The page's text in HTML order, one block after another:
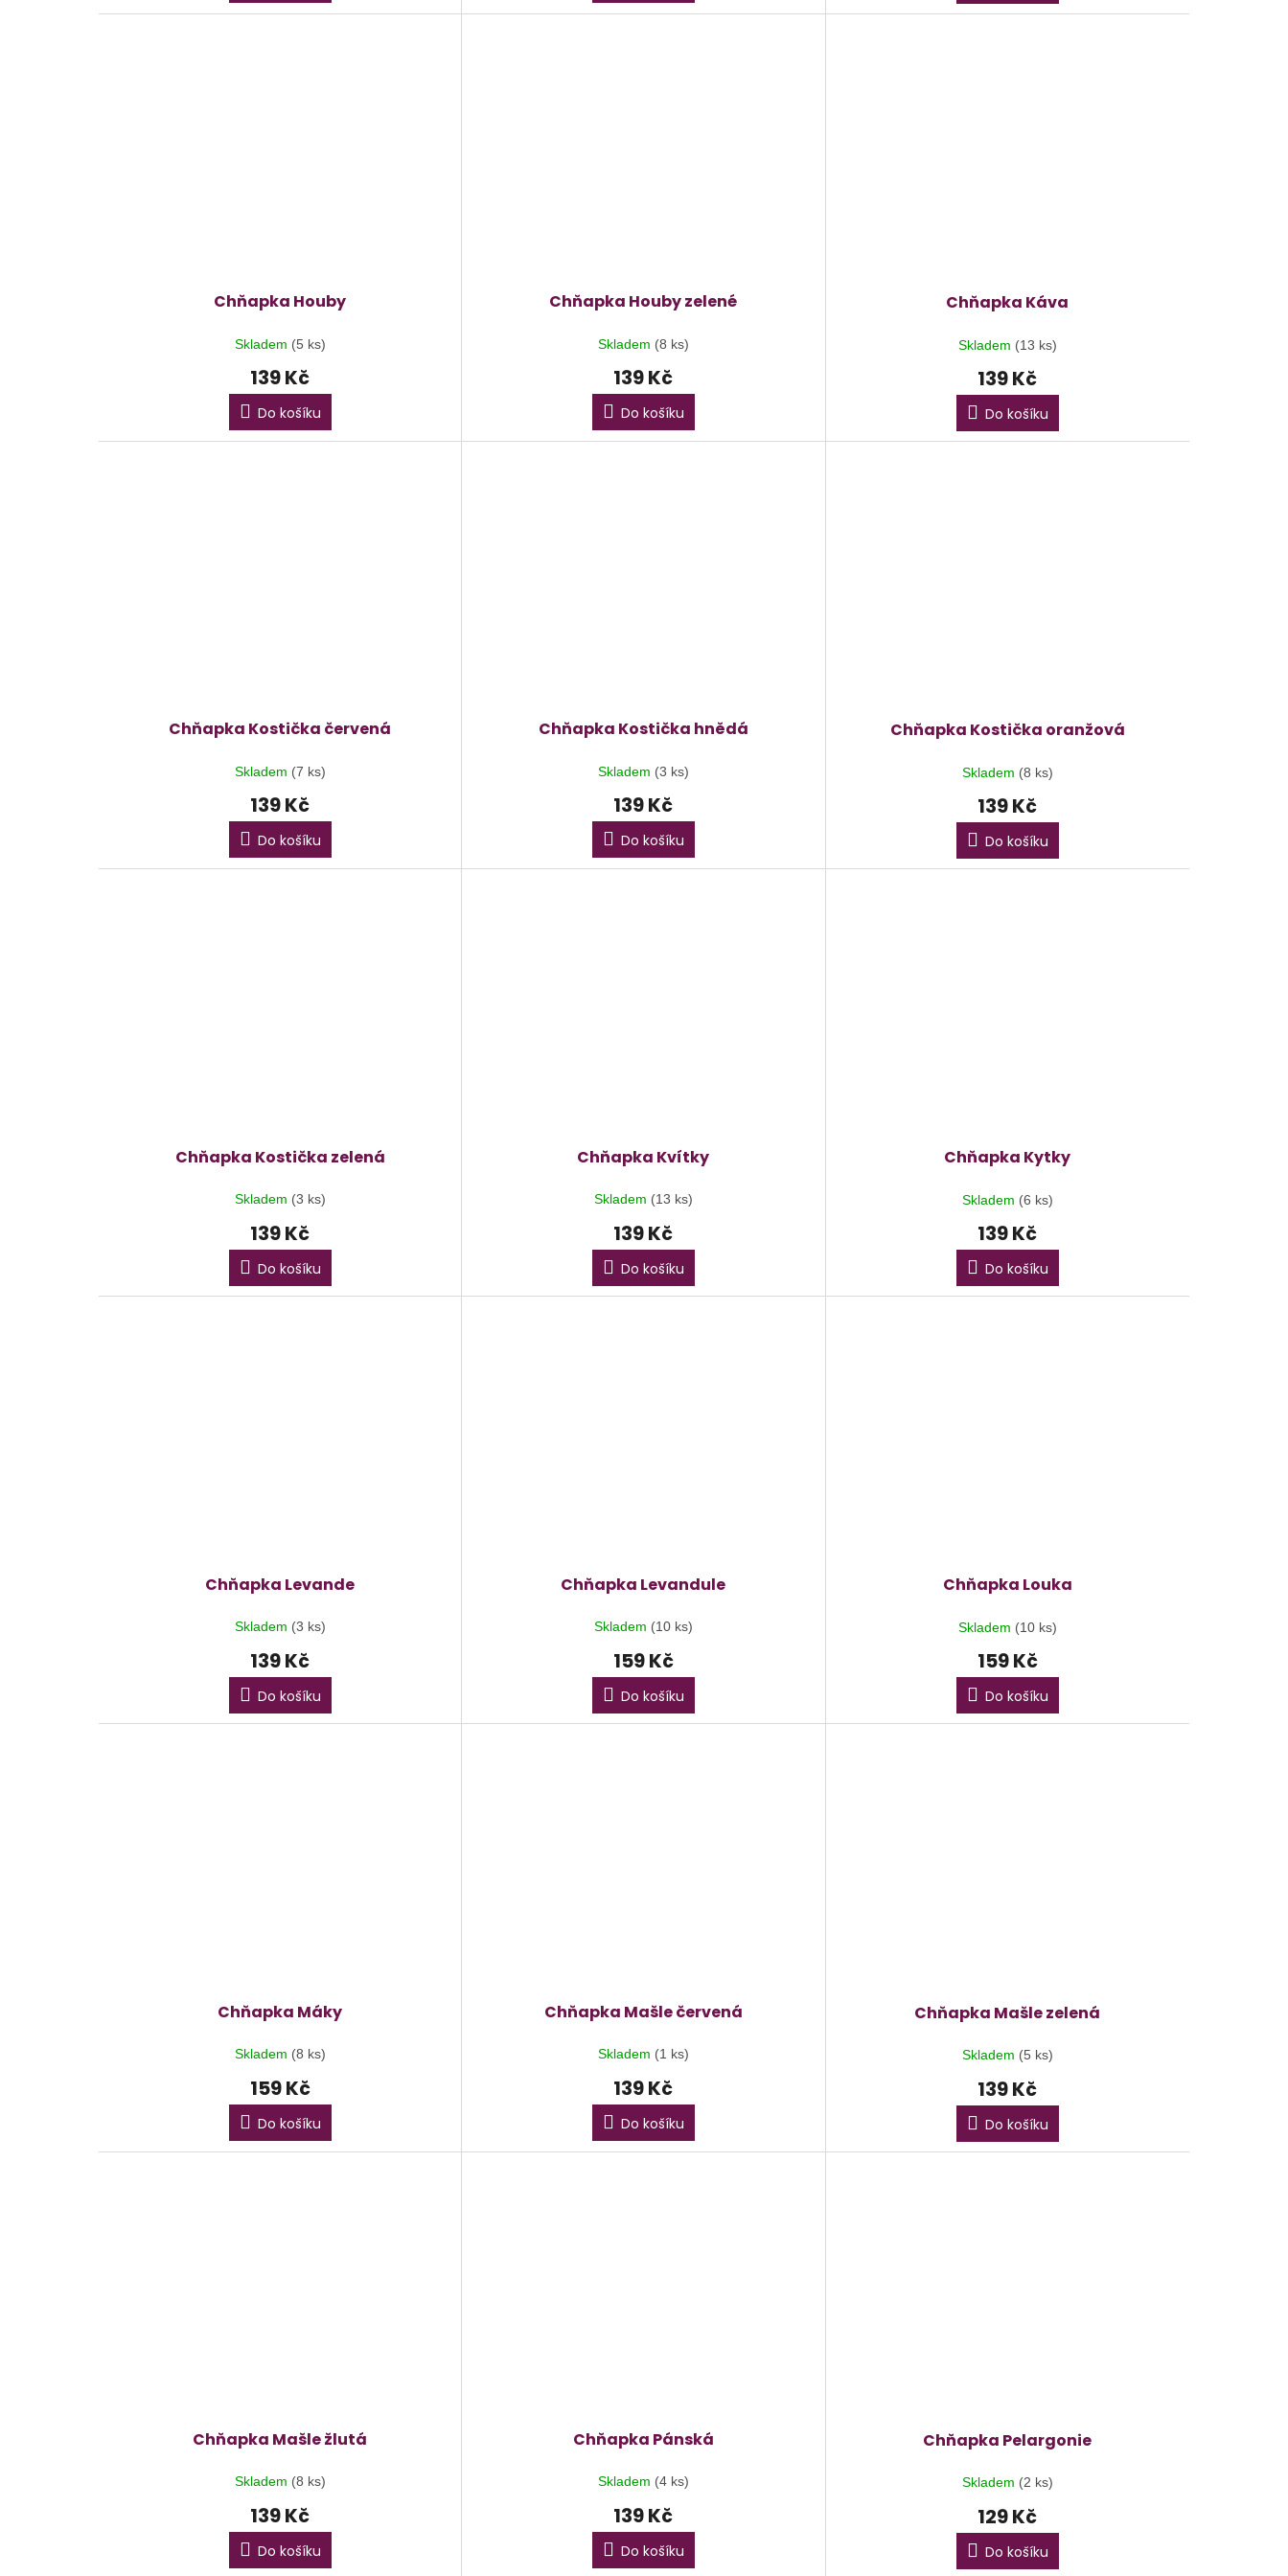
Chňapka Houby
Skladem (5 ks)
139 Kč
Do košíku
Chňapka Houby zelené
Skladem (8 ks)
139 Kč
Do košíku
Chňapka Káva
Skladem (13 ks)
139 Kč
Do košíku
Chňapka Kostička červená
Skladem (7 ks)
139 Kč
Do košíku
Chňapka Kostička hnědá
Skladem (3 ks)
139 Kč
Do košíku
Chňapka Kostička oranžová
Skladem (8 ks)
139 Kč
Do košíku
Chňapka Kostička zelená
Skladem (3 ks)
139 Kč
Do košíku
Chňapka Kvítky
Skladem (13 ks)
139 Kč
Do košíku
Chňapka Kytky
Skladem (6 ks)
139 Kč
Do košíku
Chňapka Levande
Skladem (3 ks)
139 Kč
Do košíku
Chňapka Levandule
Skladem (10 ks)
159 Kč
Do košíku
Chňapka Louka
Skladem (10 ks)
159 Kč
Do košíku
Chňapka Máky
Skladem (8 ks)
159 Kč
Do košíku
Chňapka Mašle červená
Skladem (1 ks)
139 Kč
Do košíku
Chňapka Mašle zelená
Skladem (5 ks)
139 Kč
Do košíku
Chňapka Mašle žlutá
Skladem (8 ks)
139 Kč
Do košíku
Chňapka Pánská
Skladem (4 ks)
139 Kč
Do košíku
Chňapka Pelargonie
Skladem (2 ks)
129 Kč
Do košíku